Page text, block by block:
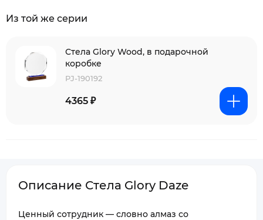
Из той же серии
Стела Glory Wood, в подарочной
коробке
PJ-190192
4365 ₽
Описание Стела Glory Daze
Ценный сотрудник — словно алмаз со